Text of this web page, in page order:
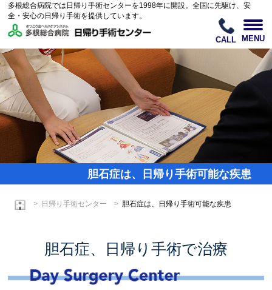
多根総合病院では日帰り手術センターを1998年に開設。全国に先駆け、安
全・安心の日帰り手術を提供しています。
CALL MENU
胆石症は、日帰り手術可能な疾患
日帰り手術センター 胆石症は、日帰り手術可能な疾患
胆石症、日帰り手術で治療